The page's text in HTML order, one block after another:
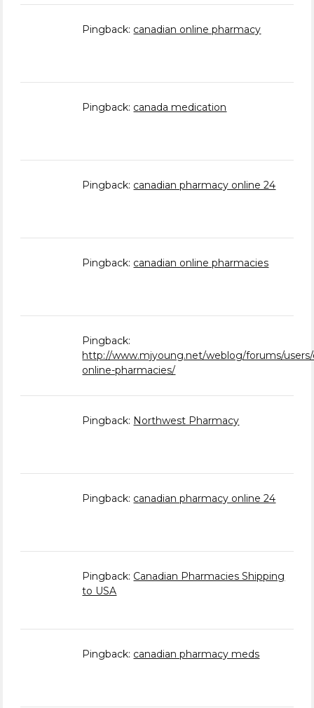
Pingback: canadian online pharmacy
Pingback: canada medication
Pingback: canadian pharmacy online 24
Pingback: canadian online pharmacies
Pingback:
http://www.mjyoung.net/weblog/forums/users/
online-pharmacies/
Pingback: Northwest Pharmacy
Pingback: canadian pharmacy online 24
Pingback: Canadian Pharmacies Shipping
to USA
Pingback: canadian pharmacy meds